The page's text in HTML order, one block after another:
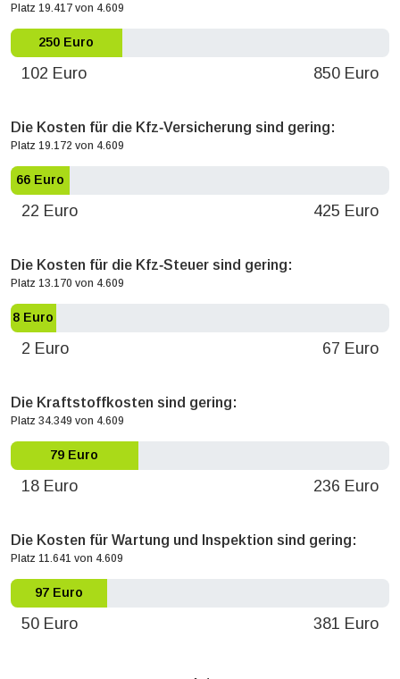
Platz 19.417 von 4.609
250 Euro
102 Euro 850 Euro
Die Kosten für die Kfz‐Versicherung sind gering:
Platz 19.172 von 4.609
66 Euro
22 Euro 425 Euro
Die Kosten für die Kfz‐Steuer sind gering:
Platz 13.170 von 4.609
8 Euro
2 Euro 67 Euro
Die Kraftstoffkosten sind gering:
Platz 34.349 von 4.609
79 Euro
18 Euro 236 Euro
Die Kosten für Wartung und Inspektion sind gering:
Platz 11.641 von 4.609
97 Euro
50 Euro 381 Euro